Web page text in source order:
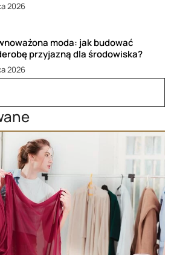
2026
moda: jak budować
przyjazną dla środowiska?
2026